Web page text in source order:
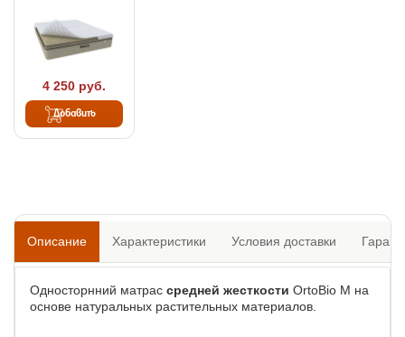
4 250 руб.
Добавить
Описание Характеристики Условия доставки
Односторнний матрас средней жесткости OrtoBio M на
основе натуральных растительных материалов.